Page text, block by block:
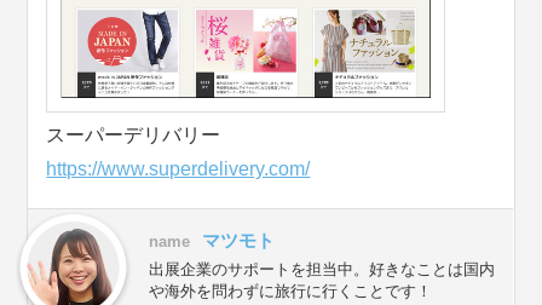
スーパーデリバリー
https://www.superdelivery.com/
name マツモト
出展企業のサポートを担当中。好きなことは国内
や海外を問わずに旅行に行くことです！